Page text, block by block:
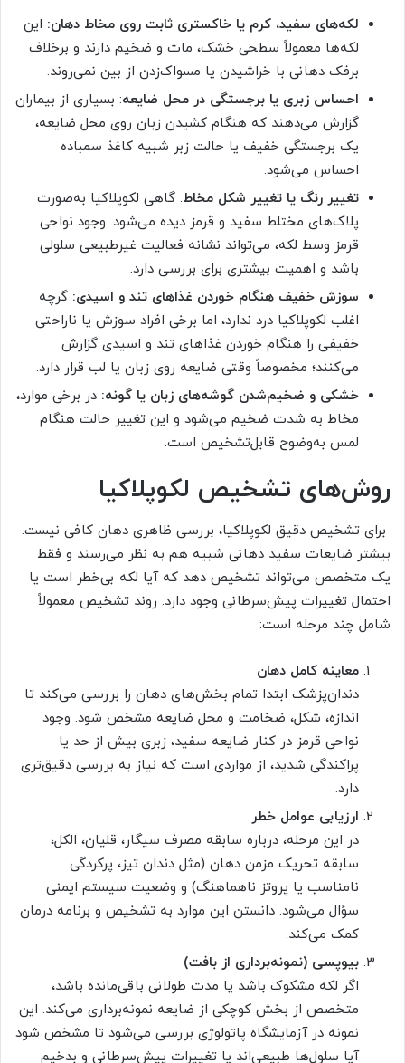
لکه‌های سفید، کرم یا خاکستری ثابت روی مخاط دهان: این
لکه‌ها معمولاً سطحی خشک، مات و ضخیم دارند و برخلاف
برفک دهانی با خراشیدن یا مسواک‌زدن از بین نمی‌روند.
احساس زبری یا برجستگی در محل ضایعه: بسیاری از بیماران
گزارش می‌دهند که هنگام کشیدن زبان روی محل ضایعه،
یک برجستگی خفیف یا حالت زبر شبیه کاغذ سمباده
احساس می‌شود.
تغییر رنگ یا تغییر شکل مخاط: گاهی لکوپلاکیا به‌صورت
پلاک‌های مختلط سفید و قرمز دیده می‌شود. وجود نواحی
قرمز وسط لکه، می‌تواند نشانه فعالیت غیرطبیعی سلولی
باشد و اهمیت بیشتری برای بررسی دارد.
سوزش خفیف هنگام خوردن غذاهای تند و اسیدی: گرچه
اغلب لکوپلاکیا درد ندارد، اما برخی افراد سوزش یا ناراحتی
خفیفی را هنگام خوردن غذاهای تند و اسیدی گزارش
می‌کنند؛ مخصوصاً وقتی ضایعه روی زبان یا لب قرار دارد.
خشکی و ضخیم‌شدن گوشه‌های زبان یا گونه: در برخی موارد،
مخاط به شدت ضخیم می‌شود و این تغییر حالت هنگام
لمس به‌وضوح قابل‌تشخیص است.
روش‌های تشخیص لکوپلاکیا
برای تشخیص دقیق لکوپلاکیا، بررسی ظاهری دهان کافی نیست.
بیشتر ضایعات سفید دهانی شبیه هم به نظر می‌رسند و فقط
یک متخصص می‌تواند تشخیص دهد که آیا لکه بی‌خطر است یا
احتمال تغییرات پیش‌سرطانی وجود دارد. روند تشخیص معمولاً
شامل چند مرحله است:
معاینه کامل دهان
دندان‌پزشک ابتدا تمام بخش‌های دهان را بررسی می‌کند تا
اندازه، شکل، ضخامت و محل ضایعه مشخص شود. وجود
نواحی قرمز در کنار ضایعه سفید، زبری بیش از حد یا
پراکندگی شدید، از مواردی است که نیاز به بررسی دقیق‌تری
دارد.
ارزیابی عوامل خطر
در این مرحله، درباره سابقه مصرف سیگار، قلیان، الکل،
سابقه تحریک مزمن دهان (مثل دندان تیز، پرکردگی
نامناسب یا پروتز ناهماهنگ) و وضعیت سیستم ایمنی
سؤال می‌شود. دانستن این موارد به تشخیص و برنامه درمان
کمک می‌کند.
بیوپسی (نمونه‌برداری از بافت)
اگر لکه مشکوک باشد یا مدت طولانی باقی‌مانده باشد،
متخصص از بخش کوچکی از ضایعه نمونه‌برداری می‌کند. این
نمونه در آزمایشگاه پاتولوژی بررسی می‌شود تا مشخص شود
آیا سلول‌ها طبیعی‌اند یا تغییرات پیش‌سرطانی و بدخیم